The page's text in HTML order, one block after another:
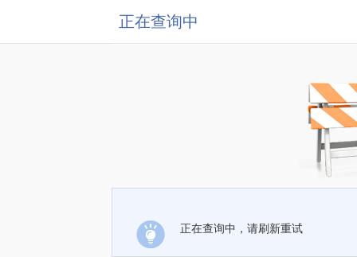
正在查询中
正在查询中，请刷新重试